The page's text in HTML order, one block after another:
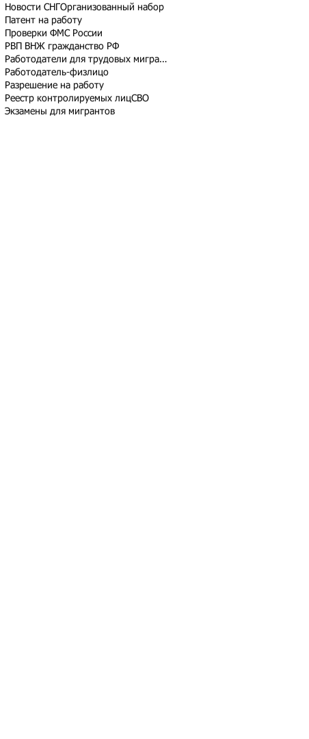
Новости СНГ Организованный набор
Патент на работу
Проверки ФМС России
РВП ВНЖ гражданство РФ
Работодатели для трудовых мигрантов
Работодатель-физлицо
Разрешение на работу
Реестр контролируемых лицСВО
Экзамены для мигрантов